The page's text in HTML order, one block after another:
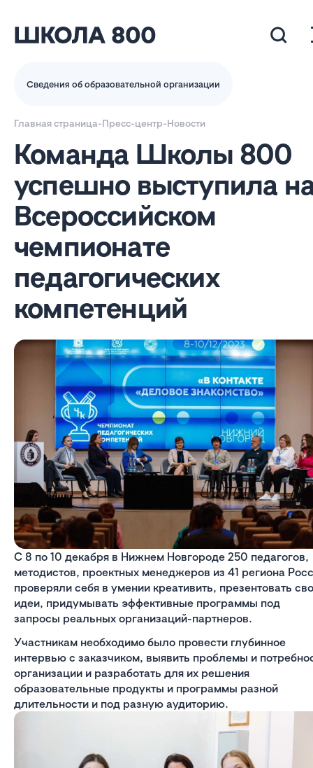
Сведения об образовательной организации
Главная страница-Пресс-центр-Новости
Команда Школы 800
успешно выступила
Всероссийском
чемпионате
педагогических
компетенций
С 8 по 10 декабря в Нижнем Новгороде 250 педагогов,
методистов, проектных менеджеров из 41 региона
проверяли себя в умении креативить, презентовать
идеи, придумывать эффективные программы под
запросы реальных организаций-партнеров.
Участникам необходимо было провести глубинное
интервью с заказчиком, выявить проблемы и
организации и разработать для их решения
образовательные продукты и программы разной
длительности и под разную аудиторию.